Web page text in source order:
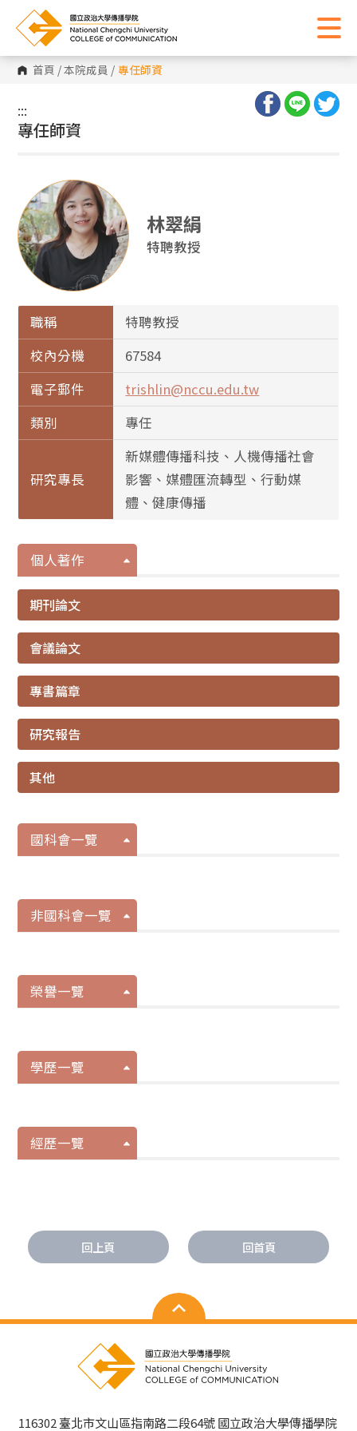
首頁 /本院成員 / 專任師資
:::
:::
專任師資
林翠絹
特聘教授
職稱
特聘教授
校內分機
67584
電子郵件
trishlin@nccu.edu.tw
類別
專任
研究專長
新媒體傳播科技、人機傳播社會
影響、媒體匯流轉型、行動媒
體、健康傳播
個人著作
期刊論文
會議論文
專書篇章
研究報告
其他
國科會一覽
非國科會一覽
榮譽一覽
學歷一覽
經歷一覽
回上頁 回首頁
116302 臺北市文山區指南路二段64號 國立政治大學傳播學院